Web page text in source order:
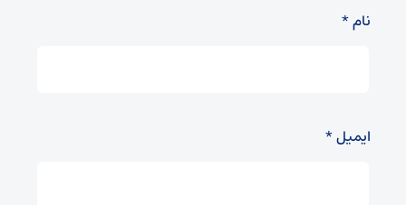
نام*
ایمیل*